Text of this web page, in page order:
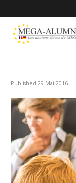
Published 29 Mai 2016